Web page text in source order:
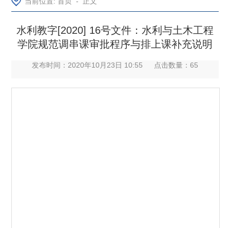
水利教字[2020] 16号文件：水利与土木工程
学院规范调串课审批程序与排上课补充说明
发布时间：2020年10月23日 10:55 点击数量： 65